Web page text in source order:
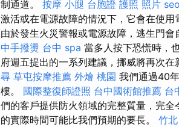
制通道。 按摩 小腿 台胞證 護照 照片
激活或在電源故障的情況下，它會在使用
由於發生火災警報或電源故障，逃生門
中手撥燙 台中 spa 當多人按下恐慌時，
府週五提出的一系列建議，挪威將再次在
尋 草屯按摩推薦 外燴 桃園 我們通過40
樓。 國際整復師證照 台中國術館推薦 台
們的客戶提供防火領域的完整質量，完
的實際時間可能比我們預期的要長。 竹